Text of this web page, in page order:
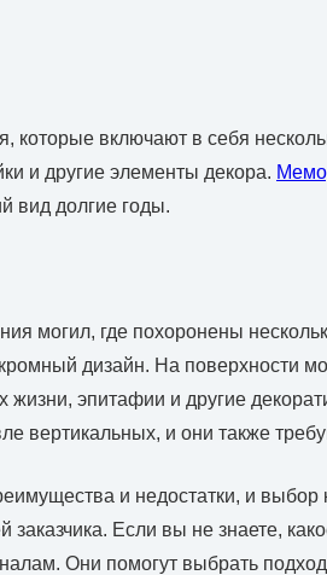
которые включают в себя
и другие элементы декора.
вид долгие годы.
могил, где похоронены
дизайн. На поверхности
эпитафии и другие
вертикальных, и они также
и недостатки, и выбор
заказчика. Если вы не знаете,
Они помогут выбрать